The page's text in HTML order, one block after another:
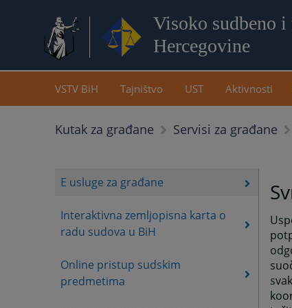
Visoko sudbeno
Hercegovine
VSTV BiH Tajništvo UST Aktivnosti
Kutak za građane Servisi za građane
E usluge za građane
Interaktivna zemljopisna karta o
radu sudova u BiH
Online pristup sudskim
predmetima